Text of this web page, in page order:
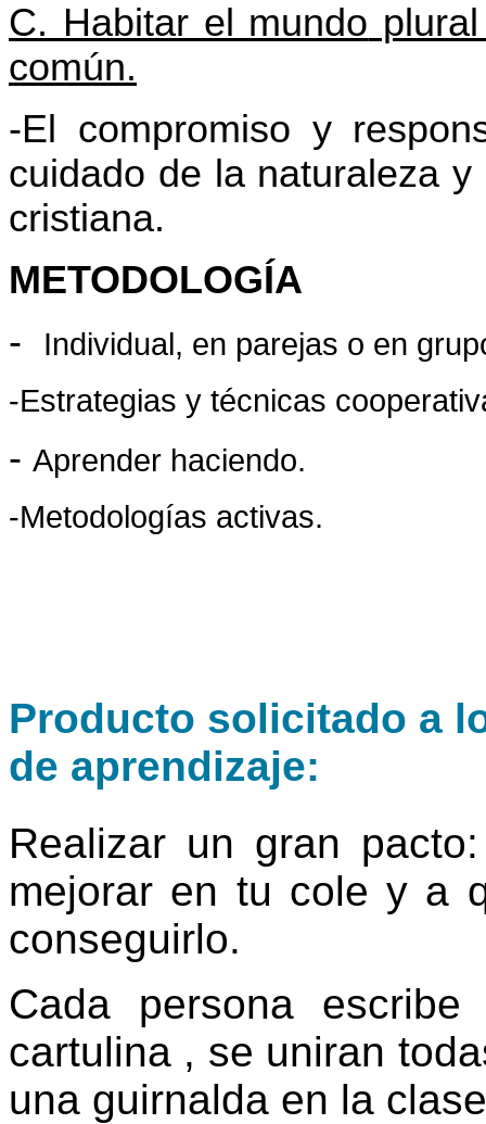
C. Habitar el mundo
común.
-El compromiso y
cuidado de la naturaleza
cristiana.
METODOLOGÍA
-
Individual, en parejas o en
-Estrategias y técnicas
- Aprender haciendo.
-Metodologías activas.
Producto solicitado a
de aprendizaje:
Realizar un gran
mejorar en tu cole y a
conseguirlo.
Cada persona
cartulina , se uniran
una guirnalda en la